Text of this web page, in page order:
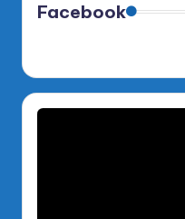
Facebook